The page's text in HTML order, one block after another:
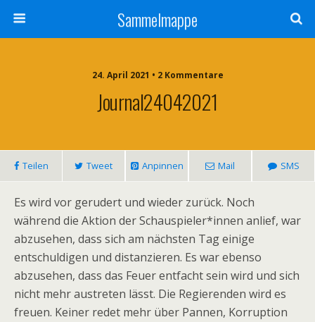
Sammelmappe
24. April 2021 • 2 Kommentare
Journal24042021
Teilen Tweet Anpinnen Mail SMS
Es wird vor gerudert und wieder zurück. Noch
während die Aktion der Schauspieler*innen anlief, war
abzusehen, dass sich am nächsten Tag einige
entschuldigen und distanzieren. Es war ebenso
abzusehen, dass das Feuer entfacht sein wird und sich
nicht mehr austreten lässt. Die Regierenden wird es
freuen. Keiner redet mehr über Pannen, Korruption